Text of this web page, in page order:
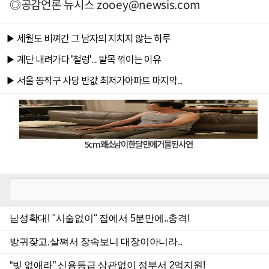
◎공감언론 뉴시스zooey@newsis.com